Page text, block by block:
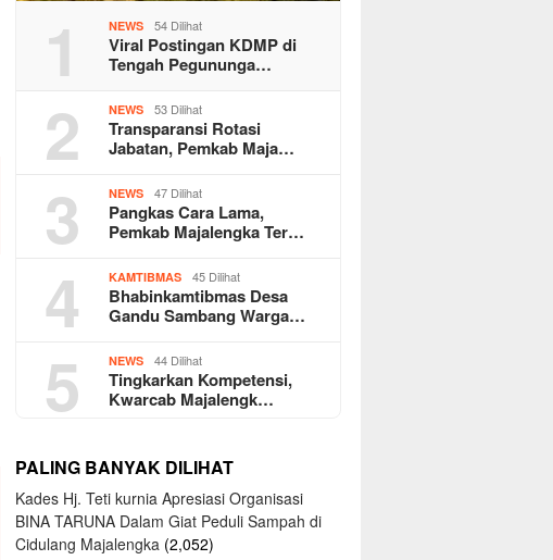
1 NEWS 54 Dilihat
Viral Postingan KDMP di
Tengah Pegununga…
2 NEWS 53 Dilihat
Transparansi Rotasi
Jabatan, Pemkab Maja…
3 NEWS 47 Dilihat
Pangkas Cara Lama,
Pemkab Majalengka Ter…
4 KAMTIBMAS 45 Dilihat
Bhabinkamtibmas Desa
Gandu Sambang Warga…
5 NEWS 44 Dilihat
Tingkarkan Kompetensi,
Kwarcab Majalengk…
PALING BANYAK DILIHAT
Kades Hj. Teti kurnia Apresiasi Organisasi
BINA TARUNA Dalam Giat Peduli Sampah di
Cidulang Majalengka (2,052)